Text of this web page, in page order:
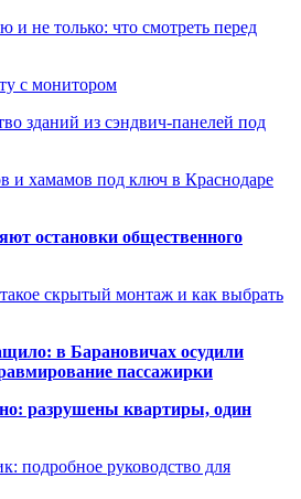
и не только: что смотреть перед
с монитором
зданий из сэндвич-панелей под
и хамамов под ключ в Краснодаре
остановки общественного
скрытый монтаж и как выбрать
в Барановичах осудили
пассажирки
разрушены квартиры, один
подробное руководство для